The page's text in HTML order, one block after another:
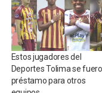
Estos jugadores del
Deportes Tolima se
préstamo para otros